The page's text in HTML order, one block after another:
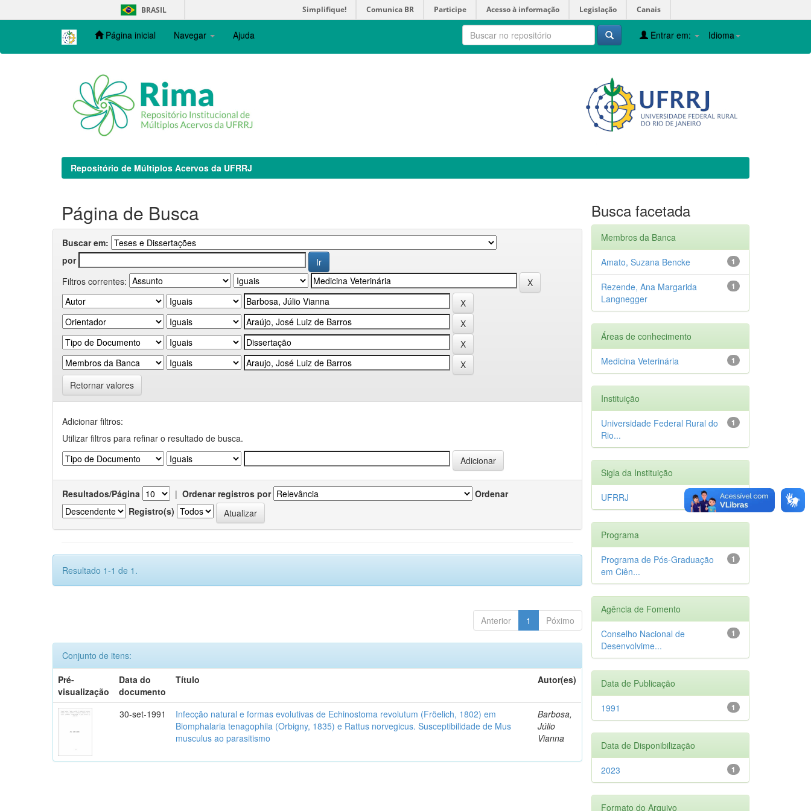
navigation
BRASIL Simplifique! Comunica BR Participe Acesso à informação Legislação Canais
Página inicial Navegar Ajuda Idioma
Entrar em:
Repositório de Múltiplos Acervos da UFRRJ
Página de Busca
Buscar em:
por
Filtros correntes:
Retornar valores
Adicionar filtros:
Utilizar filtros para refinar o resultado de busca.
Resultados/Página | Ordenar registros por
Ordenar
Registro(s)
Resultado 1-1 de 1.
Anterior 1 Póximo
Conjunto de itens:
Pré-
visualização
Data do
documento
Título Autor(es)
30-set-1991
Infecção natural e formas evolutivas de Echinostoma revolutum (Fröelich, 1802) em
Biomphalaria tenagophila (Orbigny, 1835) e Rattus norvegicus. Susceptibilidade de Mus
musculus ao parasitismo
Barbosa,
Júlio
Vianna
Busca facetada
Membros da Banca
1
Amato, Suzana Bencke
1
Rezende, Ana Margarida
Langnegger
Áreas de conhecimento
1
Medicina Veterinária
Instituição
1
Universidade Federal Rural do
Rio...
Sigla da Instituição
1
UFRRJ
Programa
1
Programa de Pós-Graduação
em Ciên...
Agência de Fomento
1
Conselho Nacional de
Desenvolvime...
Data de Publicação
1
1991
Data de Disponibilização
1
2023
Formato do Arquivo